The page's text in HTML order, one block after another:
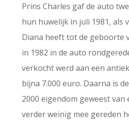
Prins Charles gaf de auto
hun huwelijk in juli 1981, als
Diana heeft tot de geboorte
in 1982 in de auto
verkocht werd aan een
bijna 7.000 euro. Daarna is
2000 eigendom geweest van
verder weinig mee gereden